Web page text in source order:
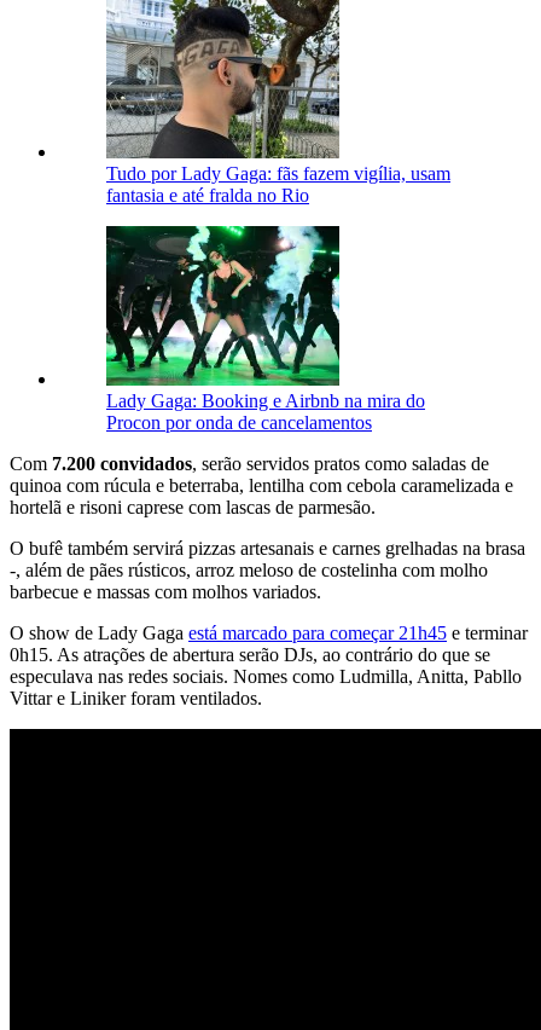
Tudo por Lady Gaga: fãs fazem vigília, usam
fantasia e até fralda no Rio
Lady Gaga: Booking e Airbnb na mira do
Procon por onda de cancelamentos
Com 7.200 convidados, serão servidos pratos como saladas de
quinoa com rúcula e beterraba, lentilha com cebola caramelizada e
hortelã e risoni caprese com lascas de parmesão.
O bufê também servirá pizzas artesanais e carnes grelhadas na brasa
-, além de pães rústicos, arroz meloso de costelinha com molho
barbecue e massas com molhos variados.
O show de Lady Gaga está marcado para começar 21h45 e terminar
0h15. As atrações de abertura serão DJs, ao contrário do que se
especulava nas redes sociais. Nomes como Ludmilla, Anitta, Pabllo
Vittar e Liniker foram ventilados.